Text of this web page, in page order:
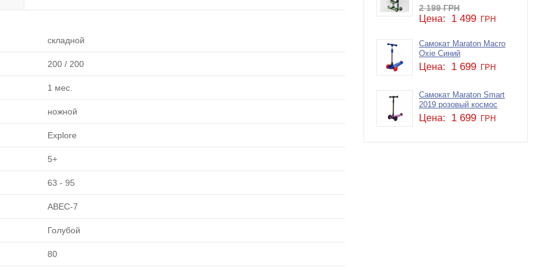
складной
200 / 200
1 мес.
ножной
Explore
5+
63 - 95
ABEC-7
Голубой
80
2 199ГРН
Цена: 1 499 ГРН
Самокат Maraton Macro
Oxie Синий
Цена: 1 699 ГРН
Самокат Maraton Smart
2019 розовый космос
Цена: 1 699 ГРН